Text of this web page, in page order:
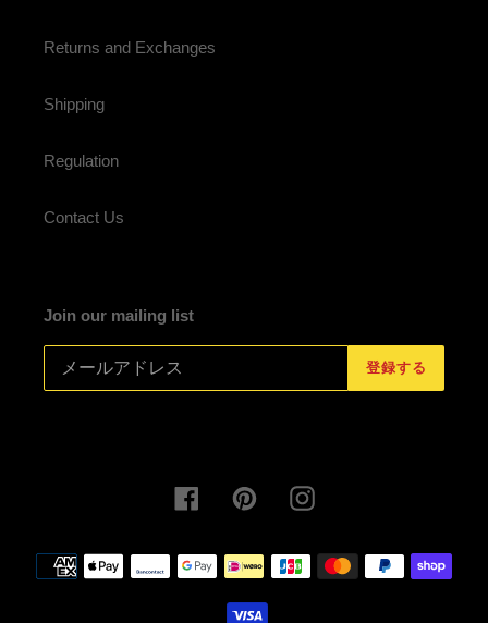
Returns and Exchanges
Shipping
Regulation
Contact Us
Join our mailing list
登録する
FacebookPinterestInstagram
決
済
方